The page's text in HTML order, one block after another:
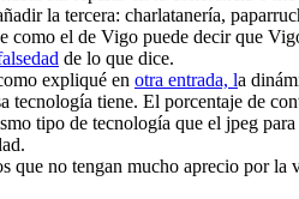
la tercera: charlatanería,
como el de Vigo puede decir que
de lo que dice.
expliqué en otra entrada, la
tecnología tiene. El porcentaje de
tipo de tecnología que el jpeg
que no tengan mucho aprecio por